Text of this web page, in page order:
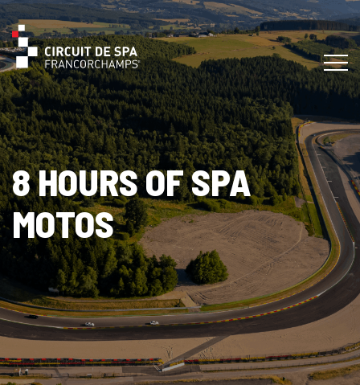
8 HOURS OF SPA
MOTOS